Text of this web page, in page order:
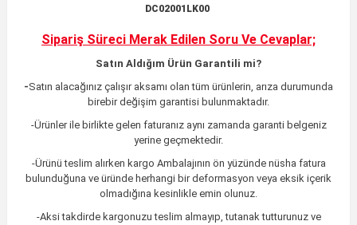
DC02001LK00
Sipariş Süreci Merak Edilen Soru Ve Cevaplar;
Satın Aldığım Ürün Garantili mi?
-Satın alacağınız çalışır aksamı olan tüm ürünlerin, arıza durumunda
birebir değişim garantisi bulunmaktadır.
-Ürünler ile birlikte gelen faturanız aynı zamanda garanti belgeniz
yerine geçmektedir.
-Ürünü teslim alırken kargo Ambalajının ön yüzünde nüsha fatura
bulunduğuna ve üründe herhangi bir deformasyon veya eksik içerik
olmadığına kesinlikle emin olunuz.
-Aksi takdirde kargonuzu teslim almayıp, tutanak tutturunuz ve